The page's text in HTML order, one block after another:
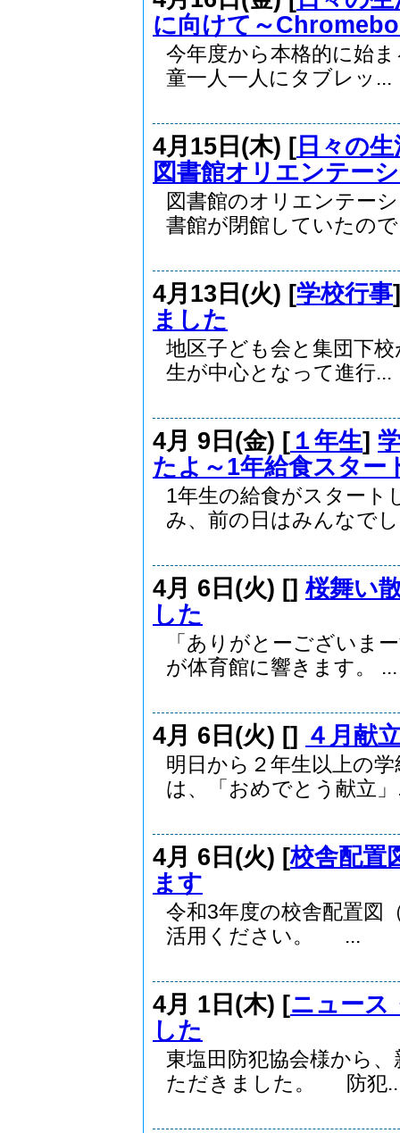
に向けて～
今年度から本格的に始
童一人一人にタブレッ...
4月15日(木) [ 日々の
図書館オリエンテー
図書館のオリエンテー
書館が閉館していたの
4月13日(火) [学校行事
ました
地区子ども会と集団下
生が中心となって進行...
4月 9日(金) [ １年生]
たよ～1年給食スター
1年生の給食がスター
み、前の日はみんなで
4月 6日(火) [] 桜舞い
した
「ありがとーござい
が体育館に響きます。 ...
4月 6日(火) [] ４月献
明日から２年生以上の
は、「おめでとう献立
4月 6日(火) [校舎配置
ます
令和3年度の校舎配置
活用ください。 ...
4月 1日(木) [ニュース
した
東塩田防犯協会様から
ただきました。 防犯